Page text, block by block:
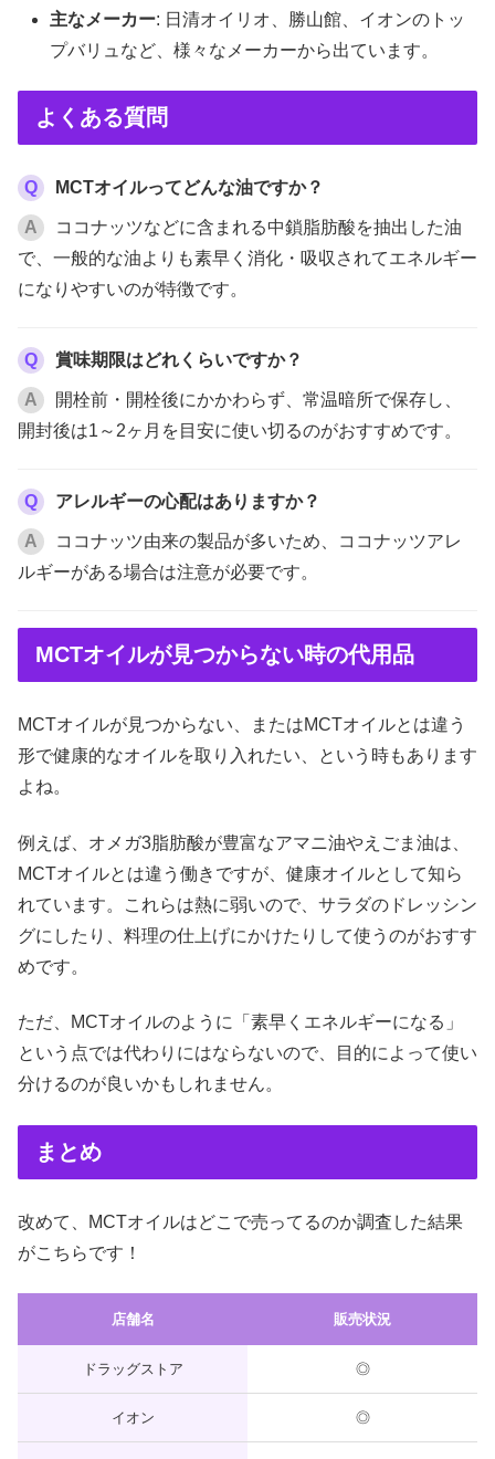
主なメーカー: 日清オイリオ、勝山館、イオンのトッ
プバリュなど、様々なメーカーから出ています。
よくある質問
Q MCTオイルってどんな油ですか？
A
ココナッツなどに含まれる中鎖脂肪酸を抽出した油
で、一般的な油よりも素早く消化・吸収されてエネルギー
になりやすいのが特徴です。
Q 賞味期限はどれくらいですか？
A
開栓前・開栓後にかかわらず、常温暗所で保存し、
開封後は1～2ヶ月を目安に使い切るのがおすすめです。
Q アレルギーの心配はありますか？
A
ココナッツ由来の製品が多いため、ココナッツアレ
ルギーがある場合は注意が必要です。
MCTオイルが見つからない時の代用品
MCTオイルが見つからない、またはMCTオイルとは違う
形で健康的なオイルを取り入れたい、という時もあります
よね。
例えば、オメガ3脂肪酸が豊富なアマニ油やえごま油は、
MCTオイルとは違う働きですが、健康オイルとして知ら
れています。これらは熱に弱いので、サラダのドレッシン
グにしたり、料理の仕上げにかけたりして使うのがおすす
めです。
ただ、MCTオイルのように「素早くエネルギーになる」
という点では代わりにはならないので、目的によって使い
分けるのが良いかもしれません。
まとめ
改めて、MCTオイルはどこで売ってるのか調査した結果
がこちらです！
店舗名 販売状況
ドラッグストア ◎
イオン ◎